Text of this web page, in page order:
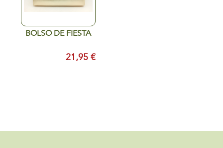
BOLSO DE FIESTA
21,95 €